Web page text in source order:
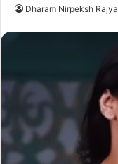
Dharam Nirpeksh Rajya